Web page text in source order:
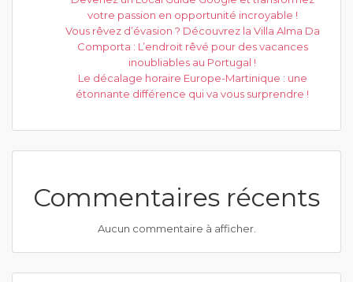
votre passion en opportunité incroyable !
Vous rêvez d’évasion ? Découvrez la Villa Alma Da
Comporta : L’endroit rêvé pour des vacances
inoubliables au Portugal !
Le décalage horaire Europe-Martinique : une
étonnante différence qui va vous surprendre !
Commentaires récents
Aucun commentaire à afficher.